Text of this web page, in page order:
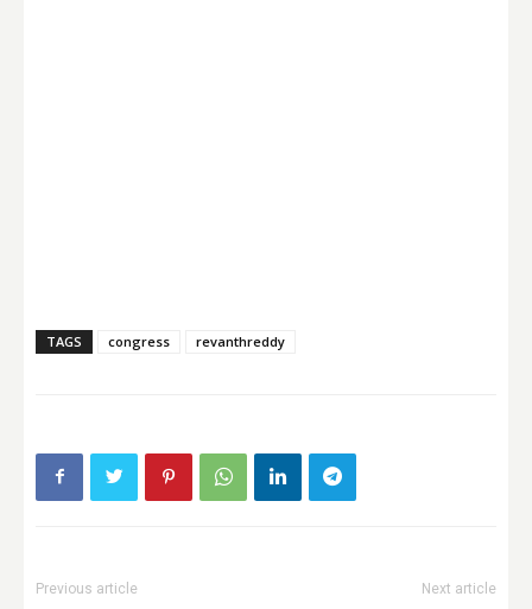
TAGS congress revanthreddy
Previous article Next article